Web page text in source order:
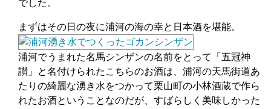
でした。
まずはその日の夜に浦河の海の幸と日本酒を堪能。
浦河でうまれた名馬シンザンの名前をとって「五冠神
讃」と名付けられたこちらのお酒は、浦河の天馬街道あ
たりの綺麗な湧き水をつかって栗山町の小林酒蔵で作ら
れたお酒ということなのだが、すばらしく美味しかった